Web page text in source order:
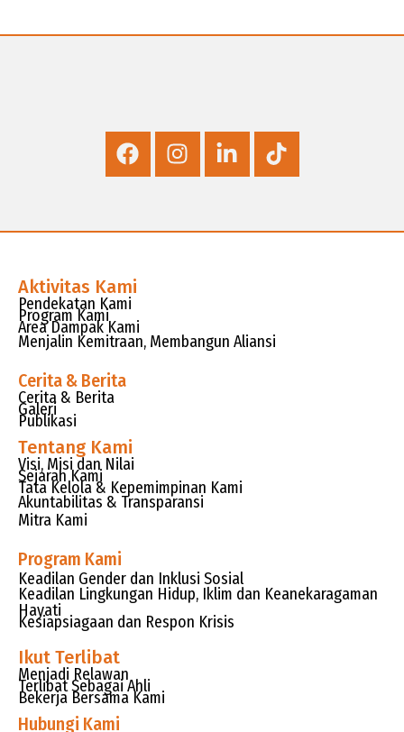
Aktivitas Kami
Pendekatan Kami
Program Kami
Area Dampak Kami
Menjalin Kemitraan, Membangun Aliansi
Cerita & Berita
Cerita & Berita
Galeri
Publikasi
Tentang Kami
Visi, Misi dan Nilai
Sejarah Kami
Tata Kelola & Kepemimpinan Kami
Akuntabilitas & Transparansi
Mitra Kami
Program Kami
Keadilan Gender dan Inklusi Sosial
Keadilan Lingkungan Hidup, Iklim dan Keanekaragaman
Hayati
Kesiapsiagaan dan Respon Krisis
Ikut Terlibat
Menjadi Relawan
Terlibat Sebagai Ahli
Bekerja Bersama Kami
Hubungi Kami